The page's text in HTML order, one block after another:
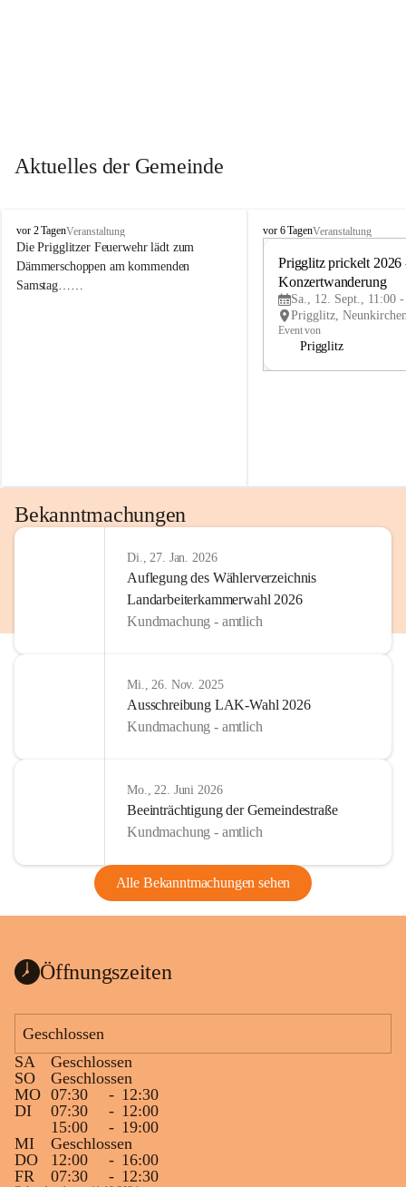
Aktuelles der Gemeinde
P
r
i
g
vor 2 TagenVeranstaltung
Die Prigglitzer Feuerwehr lädt zum
Dämmerschoppen am kommenden
Samstag……
P
vor 6 TagenVeranstaltung
Prigglitz prickelt 2026
Konzertwanderung
Sa., 12. Sept., 11:00
Event von
Prigglitz
Bekanntmachungen
Di., 27. Jan. 2026
Auflegung des Wählerverzeichnis
Landarbeiterkammerwahl 2026
Kundmachung - amtlich
Mi., 26. Nov. 2025
Ausschreibung LAK-Wahl 2026
Kundmachung - amtlich
Mo., 22. Juni 2026
Beeinträchtigung der Gemeindestraße
Kundmachung - amtlich
Alle Bekanntmachungen sehen
Öffnungszeiten
Geschlossen
SA
Geschlossen
SO
Geschlossen
MO 07:30 - 12:30
DI
07:30 - 12:00
15:00
- 19:00
MI
Geschlossen
DO
12:00 - 16:00
FR
07:30 - 12:30